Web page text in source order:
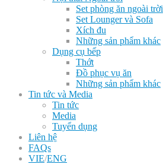
Set phòng ăn ngoài trời
Set Lounger và Sofa
Xích đu
Những sản phẩm khác
Dụng cụ bếp
Thớt
Đồ phục vụ ăn
Những sản phẩm khác
Tin tức và Media
Tin tức
Media
Tuyển dụng
Liên hệ
FAQs
VIE/ENG